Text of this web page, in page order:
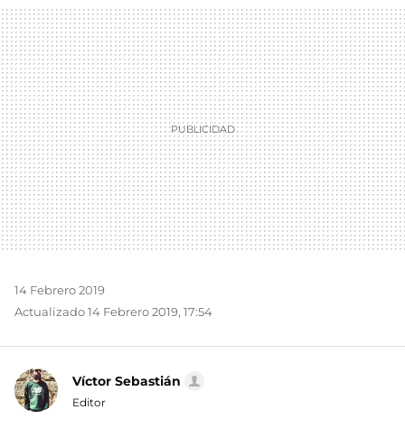
MAIL
14 Febrero 2019
Actualizado 14 Febrero 2019, 17:54
Víctor Sebastián
Editor